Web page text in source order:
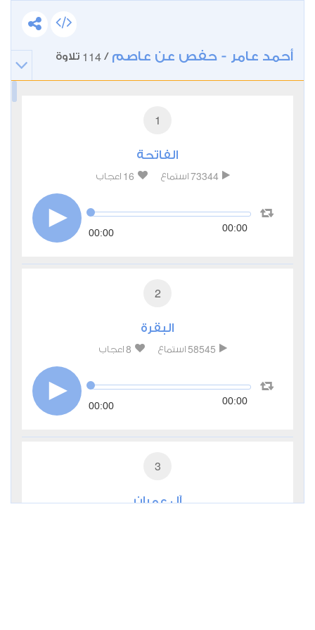
أحمد عامر - حفص عن عاصم /
114 تلاوة
1
الفاتحة
73344 استماع 16 اعجاب
00:00 00:00
2
البقرة
58545 استماع 8 اعجاب
00:00 00:00
3
آل عمران